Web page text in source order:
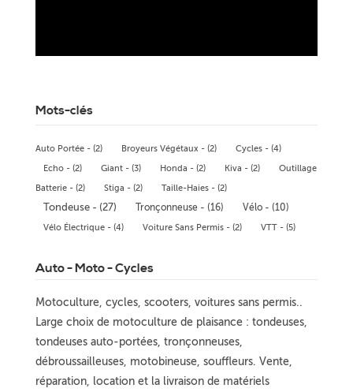
Mots-clés
Auto Portée - (2) Broyeurs Végétaux - (2)
Cycles - (4)
Echo - (2)
Giant - (3) Honda - (2) Kiva - (2)
Outillage
Batterie - (2)
Stiga - (2) Taille-Haies - (2)
Tondeuse - (27) Tronçonneuse - (16) Vélo - (10)
Vélo Électrique - (4) Voiture Sans Permis - (2) VTT - (5)
Auto - Moto - Cycles
Motoculture, cycles, scooters, voitures sans permis..
Large choix de motoculture de plaisance : tondeuses,
tondeuses auto-portées, tronçonneuses,
débroussailleuses, motobineuse, souffleurs. Vente,
réparation, location et la livraison de matériels